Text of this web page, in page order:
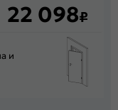
22 098₽
и